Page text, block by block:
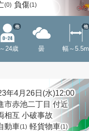
(0) 負傷(1)
24歳
他
曇 幅～5.5m
他
年4月26日(水)12:00
市赤池二丁目 付近
相互 小破事故
動車(1) 軽貨物車(1)